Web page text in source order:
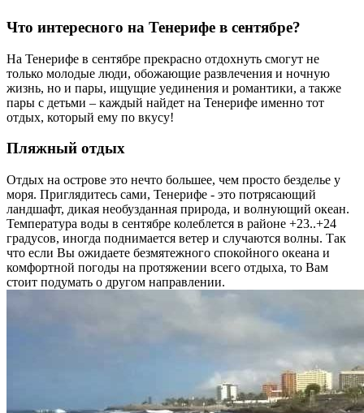
Что интересного на Тенерифе в сентябре?
На Тенерифе в сентябре прекрасно отдохнуть смогут не
только молодые люди, обожающие развлечения и ночную
жизнь, но и пары, ищущие уединения и романтики, а также
пары с детьми – каждый найдет на Тенерифе именно тот
отдых, который ему по вкусу!
Пляжный отдых
Отдых на острове это нечто большее, чем просто безделье у
моря. Приглядитесь сами, Тенерифе - это потрясающий
ландшафт, дикая необузданная природа, и волнующий океан.
Температура воды в сентябре колеблется в районе +23..+24
градусов, иногда поднимается ветер и случаются волны. Так
что если Вы ожидаете безмятежного спокойного океана и
комфортной погоды на протяжении всего отдыха, то Вам
стоит подумать о другом направлении.